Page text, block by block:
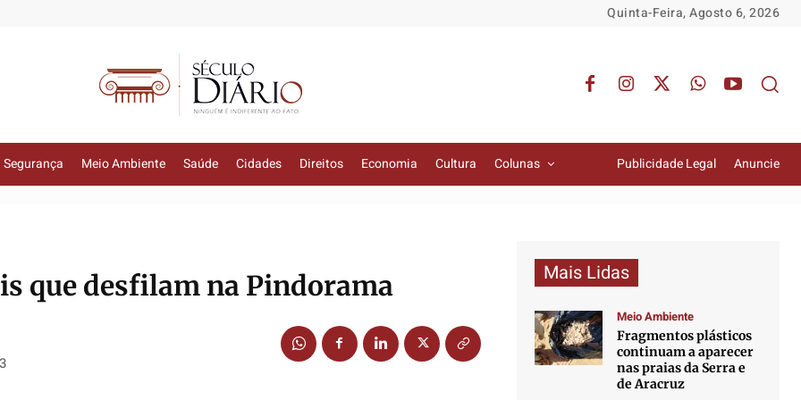
Quinta-Feira, Agosto 6, 2026
Segurança Meio Ambiente Saúde Cidades Direitos Economia Cultura Colunas Publicidade Legal Anuncie
que desfilam na Pindorama Mais Lidas
Meio Ambiente
Fragmentos plásticos
continuam a aparecer
nas praias da Serra e
de Aracruz